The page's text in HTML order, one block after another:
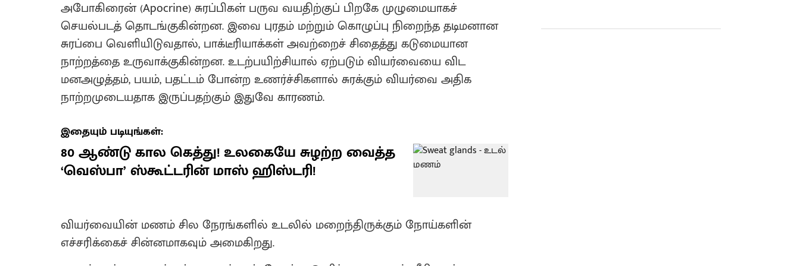
அபோகிரைன் (Apocrine) சுரப்பிகள் பருவ வயதிற்குப் பிறகே முழுமையாகச்
செயல்படத் தொடங்குகின்றன. இவை புரதம் மற்றும் கொழுப்பு நிறைந்த தடிமனான
சுரப்பை வெளியிடுவதால், பாக்டீரியாக்கள் அவற்றைச் சிதைத்து கடுமையான
நாற்றத்தை உருவாக்குகின்றன. உடற்பயிற்சியால் ஏற்படும் வியர்வையை விட
மனஅழுத்தம், பயம், பதட்டம் போன்ற உணர்ச்சிகளால் சுரக்கும் வியர்வை அதிக
நாற்றமுடையதாக இருப்பதற்கும் இதுவே காரணம்.
இதையும் படியுங்கள்:
80 ஆண்டு கால கெத்து! உலகையே சுழற்ற வைத்த
‘வெஸ்பா’ ஸ்கூட்டரின் மாஸ் ஹிஸ்டரி!
வியர்வையின் மணம் சில நேரங்களில் உடலில் மறைந்திருக்கும் நோய்களின்
எச்சரிக்கைச் சின்னமாகவும் அமைகிறது.